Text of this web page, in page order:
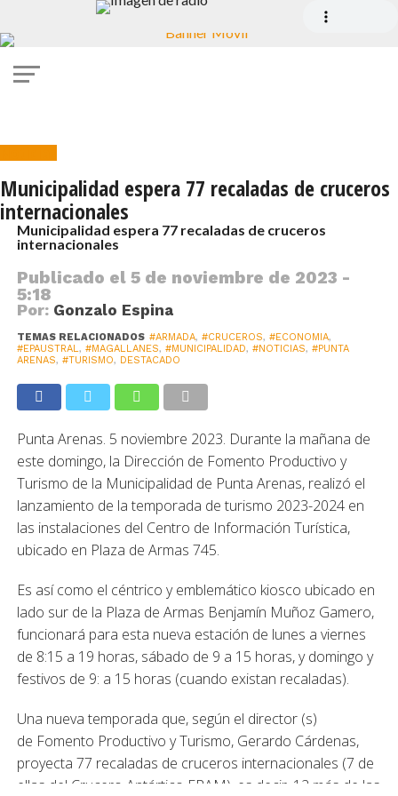
Noticias
Municipalidad espera 77 recaladas de cruceros
internacionales
Municipalidad espera 77 recaladas de cruceros
internacionales
Publicado el 5 de noviembre de 2023 -
5:18
Por: Gonzalo Espina
TEMAS RELACIONADOS #ARMADA, #CRUCEROS, #ECONOMIA,
#EPAUSTRAL, #MAGALLANES, #MUNICIPALIDAD, #NOTICIAS, #PUNTA
ARENAS, #TURISMO, DESTACADO
Punta Arenas. 5 noviembre 2023. Durante la mañana de
este domingo, la Dirección de Fomento Productivo y
Turismo de la Municipalidad de Punta Arenas, realizó el
lanzamiento de la temporada de turismo 2023-2024 en
las instalaciones del Centro de Información Turística,
ubicado en Plaza de Armas 745.
Es así como el céntrico y emblemático kiosco ubicado en
lado sur de la Plaza de Armas Benjamín Muñoz Gamero,
funcionará para esta nueva estación de lunes a viernes
de 8:15 a 19 horas, sábado de 9 a 15 horas, y domingo y
festivos de 9: a 15 horas (cuando existan recaladas).
Una nueva temporada que, según el director (s)
de Fomento Productivo y Turismo, Gerardo Cárdenas,
proyecta 77 recaladas de cruceros internacionales (7 de
ellas del Crucero Antártico FRAM), es decir, 12 más de las